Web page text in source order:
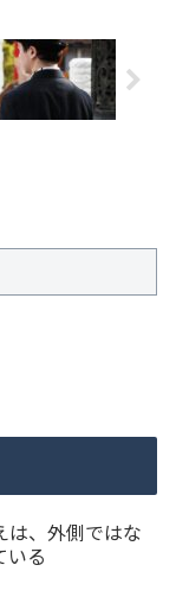
は、外側ではな
いる